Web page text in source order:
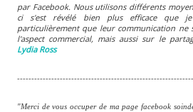
par Facebook. Nous utilisons différents
ci s'est révélé bien plus efficace que
particulièrement que leur communication ne
l'aspect commercial, mais aussi sur le
Lydia Ross
"Merci de vous occuper de ma page facebook